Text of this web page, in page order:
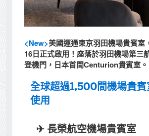
<New>美國運通東京羽田機場貴賓室
16日正式啟用！座落於羽田機場第三
登機門，日本首間Centurion貴賓室。
全球超過1,500間機場貴
使用
✈ 長榮航空機場貴賓室